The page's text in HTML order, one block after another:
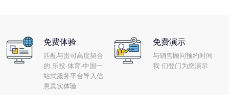
免费体验
匹配与贵司高度契合
的 乐投·体育-中国一
站式服务平台导入信
息真实体验
免费演示
与销售顾问预约时间
我 们登门为您演示